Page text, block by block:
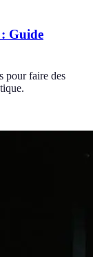
Guide
pour faire des